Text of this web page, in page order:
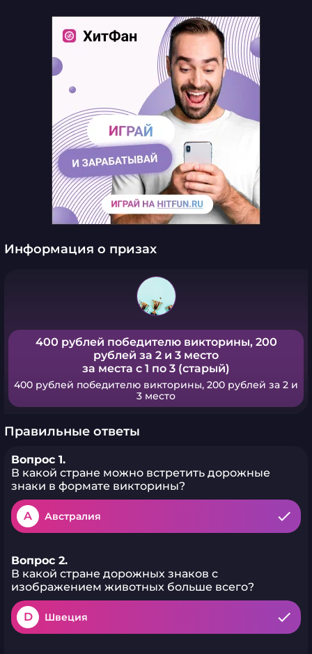
Информация о призах
400 рублей победителю викторины, 200
рублей за 2 и 3 место
за места с 1 по 3 (старый)
400 рублей победителю викторины, 200 рублей за 2 и
3 место
Правильные ответы
Вопрос 1.
В какой стране можно встретить дорожные
знаки в формате викторины?
A Австралия
Вопрос 2.
В какой стране дорожных знаков с
изображением животных больше всего?
D Швеция